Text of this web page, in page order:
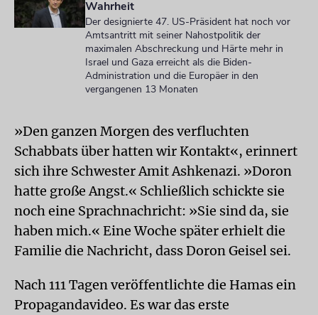
Wahrheit
Der designierte 47. US-Präsident hat noch vor
Amtsantritt mit seiner Nahostpolitik der
maximalen Abschreckung und Härte mehr in
Israel und Gaza erreicht als die Biden-
Administration und die Europäer in den
vergangenen 13 Monaten
»Den ganzen Morgen des verfluchten
Schabbats über hatten wir Kontakt«, erinnert
sich ihre Schwester Amit Ashkenazi. »Doron
hatte große Angst.« Schließlich schickte sie
noch eine Sprachnachricht: »Sie sind da, sie
haben mich.« Eine Woche später erhielt die
Familie die Nachricht, dass Doron Geisel sei.
Nach 111 Tagen veröffentlichte die Hamas ein
Propagandavideo. Es war das erste